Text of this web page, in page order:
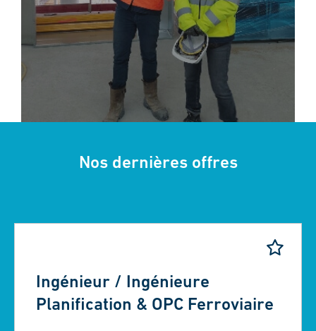
Nos dernières offres
Ingénieur / Ingénieure
Planification & OPC Ferroviaire